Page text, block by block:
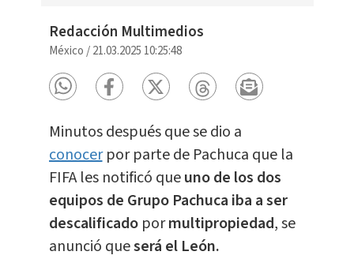
Redacción Multimedios
México /21.03.2025 10:25:48
Minutos después que se dio a
conocer por parte de Pachuca que la
FIFA les notificó queuno de los dos
equipos de Grupo Pachuca iba a ser
descalificadopormultipropiedad, se
anunció queserá el León.